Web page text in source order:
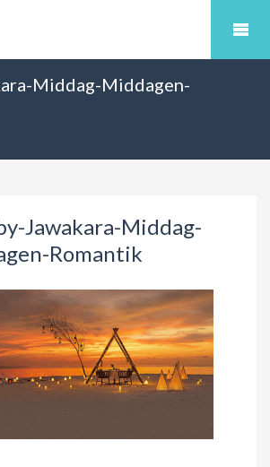
Middag-Middagen-
Jawakara-Middag-
Romantik